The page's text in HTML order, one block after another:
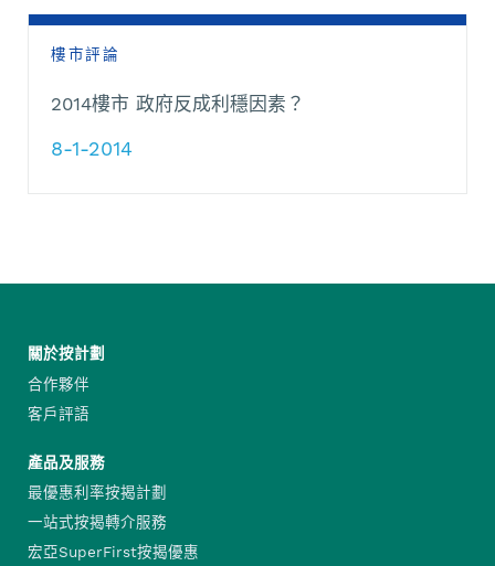
樓市評論
2014樓市 政府反成利穩因素？
8-1-2014
關於按計劃
合作夥伴
客戶評語
產品及服務
最優惠利率按揭計劃
一站式按揭轉介服務
宏亞SuperFirst按揭優惠